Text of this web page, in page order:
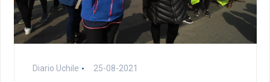
Diario Uchile 25-08-2021